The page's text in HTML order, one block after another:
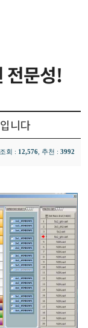
전문성!
니다
회 : 12,576 , 추천 : 3992